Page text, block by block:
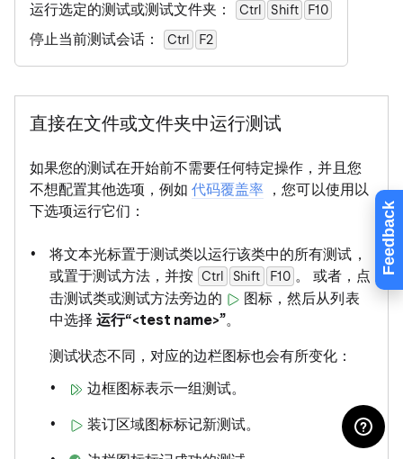
Feedback
运行选定的测试或测试文件夹： Ctrl Shift F10
停止当前测试会话： Ctrl F2
直接在文件或文件夹中运行测试
如果您的测试在开始前不需要任何特定操作，并且您
不想配置其他选项，例如代码覆盖率 ，您可以使用以
下选项运行它们：
将文本光标置于测试类以运行该类中的所有测试，
或置于测试方法，并按 Ctrl Shift F10 。 或者，点
击测试类或测试方法旁边的
图标，然后从列表
中选择运行“<test name>”。
测试状态不同，对应的边栏图标也会有所变化：
边框图标表示一组测试。
装订区域图标标记新测试。